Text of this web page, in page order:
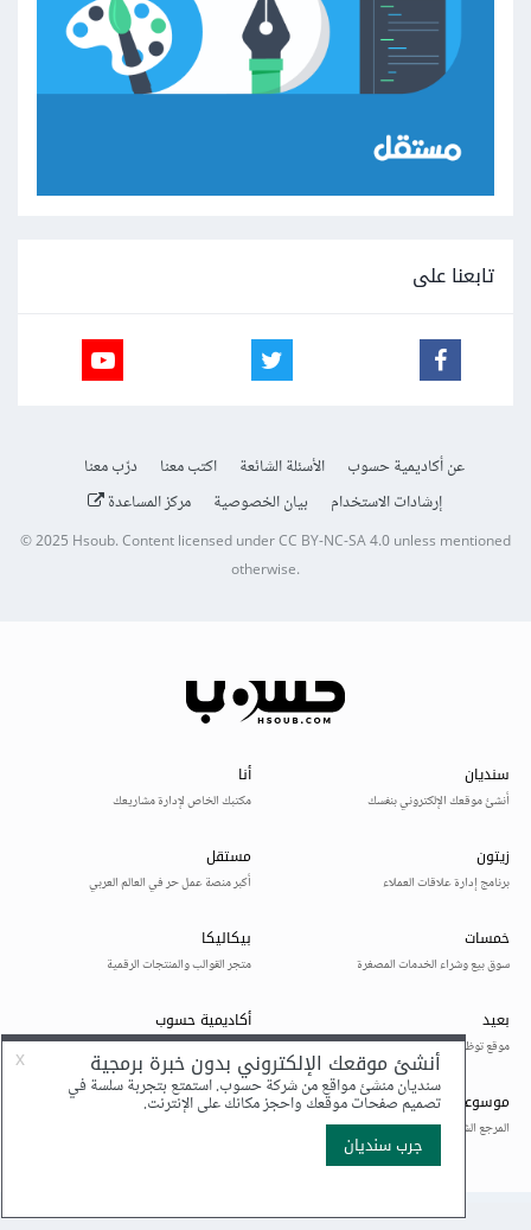
تابعنا على
عن أكاديمية حسوب الأسئلة الشائعة اكتب معنا
درّب معنا
إرشادات الاستخدام
بيان الخصوصية مركز المساعدة
© 2025Hsoub.Content licensed underCC BY-NC-SA 4.0unless mentioned
otherwise.